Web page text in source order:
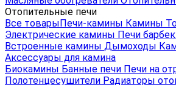
Отопительные печи
Все товарыПечи-камины Камины
Электрические камины Печи
Встроенные камины Дымоходы
Аксессуары для камина
Биокамины Банные печи Печи на
Полотенцесушители Радиаторы